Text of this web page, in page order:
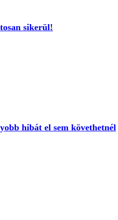
sikerül!
hibát el sem követhetnél